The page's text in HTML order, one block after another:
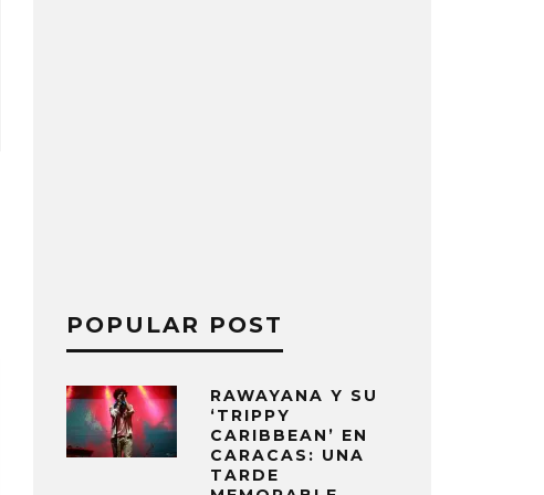
POPULAR POST
RAWAYANA Y SU
‘TRIPPY
CARIBBEAN’ EN
CARACAS: UNA
TARDE